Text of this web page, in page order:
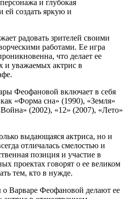
и глубокая
ей создать яркую и
радовать зрителей своими
работами. Ее игра
что делает ее
и уважаемых актрис в
Феофановой включает в себя
«Форма сна» (1990), «Земля»
(2002), «12» (2007), «Лето»
выдающаяся актриса, но и
отличалась смелостью и
позиция и участие в
проектах говорят о ее великом
тем, кто в нужде.
Варваре Феофановой делают ее